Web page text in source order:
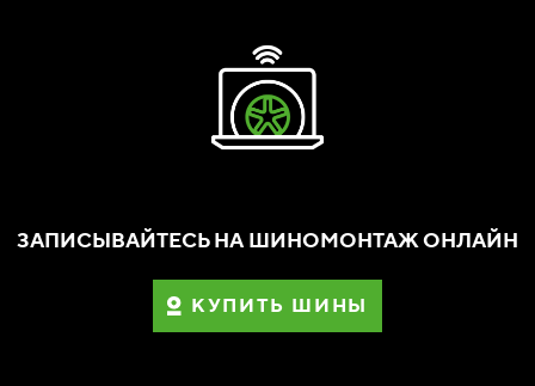
ЗАПИСЫВАЙТЕСЬ НА ШИНОМОНТАЖ ОНЛАЙН
КУПИТЬ ШИНЫ